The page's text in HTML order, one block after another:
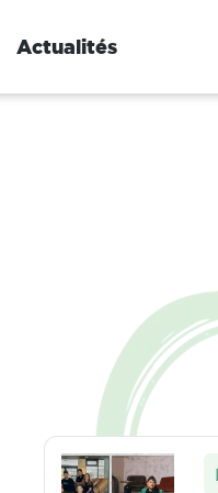
Actualités
Logement
et échange